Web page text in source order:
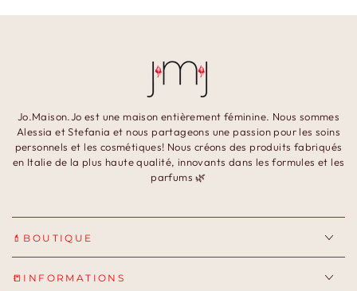
Jo.Maison.Jo est une maison entièrement féminine. Nous sommes
Alessia et Stefania et nous partageons une passion pour les soins
personnels et les cosmétiques! Nous créons des produits fabriqués
en Italie de la plus haute qualité, innovants dans les formules et les
parfums 🌿
💄BOUTIQUE
📒INFORMATIONS